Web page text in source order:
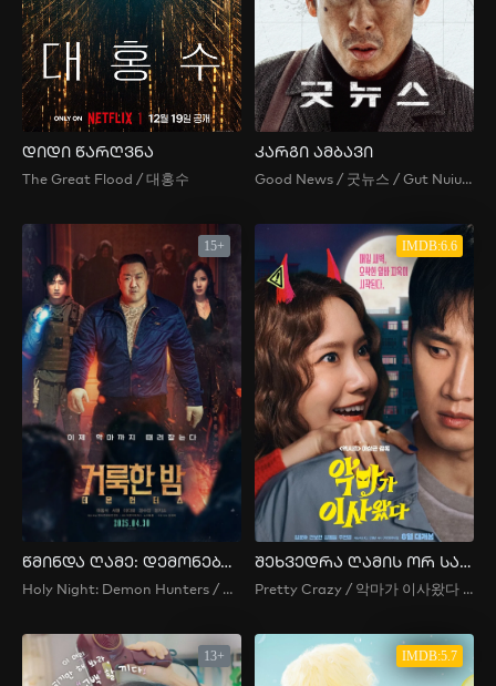
დიდი წარღვნა
The Great Flood / 대홍수
კარგი ამბავი
Good News / 굿뉴스 / Gut Nuiuseu / 굿늬우스
15+
წმინდა ღამე: დემონებზე მონადირეები
Holy Night: Demon Hunters / 거룩한 밤: 데몬 헌터스
IMDB:6.6
შეხვედრა ღამის ორ საათზე
Pretty Crazy / 악마가 이사왔다 / 2 O’Clock Date / 2siui Deiteu / 2시의 데이트 / Date at 2 O’Clock / The Devil Has Moved In
13+ IMDB:5.7